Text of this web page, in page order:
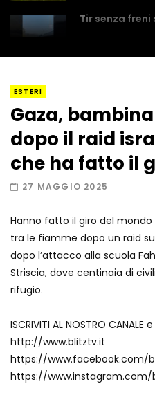
Tir senza
Amiocuggino
Record di
Auto coperta
incidente
ESTERI
Gaza,
dopo il raid
che ha fatto il
27 MAGGIO 2025
Hanno fatto il giro del
tra le fiamme dopo un raid
dopo l’attacco alla scuola
Striscia, dove centinaia di
rifugio.
ISCRIVITI AL NOSTRO CANALE e
http://www.blitztv.it
https://www.facebook.com/
https://